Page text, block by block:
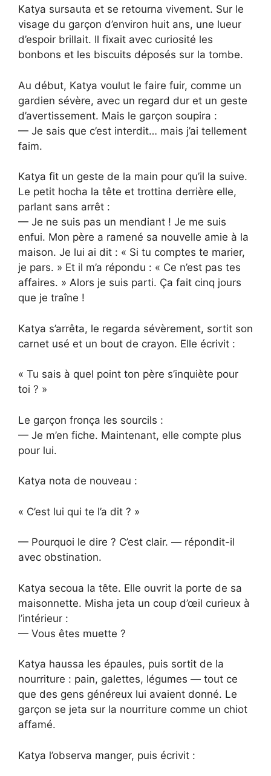
Katya sursauta et se retourna vivement. Sur le
visage du garçon d’environ huit ans, une lueur
d’espoir brillait. Il fixait avec curiosité les
bonbons et les biscuits déposés sur la tombe.
Au début, Katya voulut le faire fuir, comme un
gardien sévère, avec un regard dur et un geste
d’avertissement. Mais le garçon soupira :
— Je sais que c’est interdit… mais j’ai tellement
faim.
Katya fit un geste de la main pour qu’il la suive.
Le petit hocha la tête et trottina derrière elle,
parlant sans arrêt :
— Je ne suis pas un mendiant ! Je me suis
enfui. Mon père a ramené sa nouvelle amie à la
maison. Je lui ai dit : « Si tu comptes te marier,
je pars. » Et il m’a répondu : « Ce n’est pas tes
affaires. » Alors je suis parti. Ça fait cinq jours
que je traîne !
Katya s’arrêta, le regarda sévèrement, sortit son
carnet usé et un bout de crayon. Elle écrivit :
« Tu sais à quel point ton père s’inquiète pour
toi ? »
Le garçon fronça les sourcils :
— Je m’en fiche. Maintenant, elle compte plus
pour lui.
Katya nota de nouveau :
« C’est lui qui te l’a dit ? »
— Pourquoi le dire ? C’est clair. — répondit-il
avec obstination.
Katya secoua la tête. Elle ouvrit la porte de sa
maisonnette. Misha jeta un coup d’œil curieux à
l’intérieur :
— Vous êtes muette ?
Katya haussa les épaules, puis sortit de la
nourriture : pain, galettes, légumes — tout ce
que des gens généreux lui avaient donné. Le
garçon se jeta sur la nourriture comme un chiot
affamé.
Katya l’observa manger, puis écrivit :